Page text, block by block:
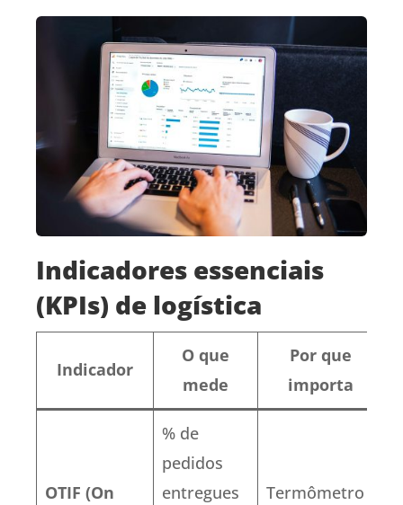
Indicadores essenciais
(KPIs) de logística
Indicador
O que
mede
Por que
importa
OTIF (On
% de
pedidos
entregues
Termômetro